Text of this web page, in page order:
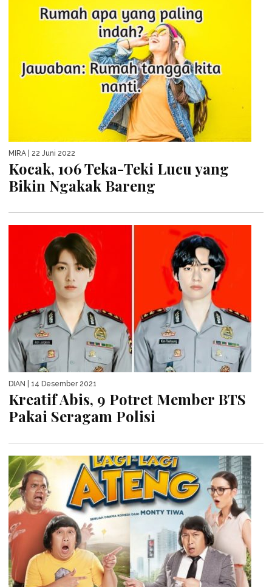
MIRA | 22 Juni 2022
Kocak, 106 Teka-Teki Lucu yang
Bikin Ngakak Bareng
DIAN | 14 Desember 2021
Kreatif Abis, 9 Potret Member BTS
Pakai Seragam Polisi